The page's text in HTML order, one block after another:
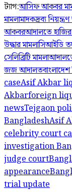
ট্যাগ:আসিফ আকবর
মামলামাদকদ্রব্য
আকবরআদালতে
উদ্ধার মামলাসিআইডি
সেলিব্রিটি মামলা
জজ আদালত
caseAsif Akbar
Akbarforeign
newsTejgaon
BangladeshAsif
celebrity court
investigation
judge court
appearance
trial update